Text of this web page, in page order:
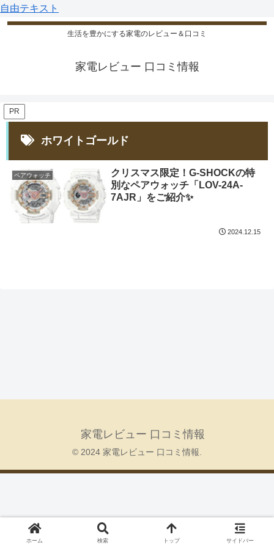
自由テキスト
生活を豊かにする家電のレビュー＆口コミ
家電レビュー 口コミ情報
PR
ホワイトゴールド
ペアウォッチ
クリスマス限定！G-SHOCKの特
別なペアウォッチ「LOV-24A-
7AJR」をご紹介✨
2024.12.15
家電レビュー 口コミ情報
© 2024 家電レビュー 口コミ情報.
ホーム 検索 トップ サイドバー